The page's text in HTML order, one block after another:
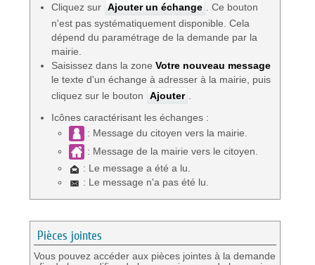
Cliquez sur Ajouter un échange
. Ce bouton
n'est pas systématiquement disponible. Cela
dépend du paramétrage de la demande par la
mairie.
Saisissez dans la zone Votre nouveau message
le texte d'un échange à adresser à la mairie, puis
cliquez sur le bouton
Ajouter
Icônes caractérisant les échanges :
: Message du citoyen vers la mairie.
: Message de la mairie vers le citoyen.
: Le message a été a lu.
: Le message n'a pas été lu.
Pièces jointes
Vous pouvez accéder aux pièces jointes à la demande